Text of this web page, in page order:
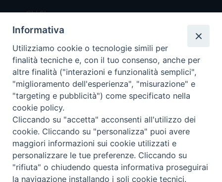
Chi Siamo
Redazione
Scrivici
Copyright © 2019 - Tutti i diritti riservati - Vita
Trentina Editrice
Privacy Policy
Torna
Informativa
Utilizziamo cookie o tecnologie simili per
finalità tecniche e, con il tuo consenso, anche per
altre finalità ("interazioni e funzionalità semplici",
"miglioramento dell'esperienza", "misurazione" e
"targeting e pubblicità") come specificato nella
cookie policy.
Cliccando su "accetta" acconsenti all'utilizzo dei
cookie. Cliccando su "personalizza" puoi avere
maggiori informazioni sui cookie utilizzati e
personalizzare le tue preferenze. Cliccando su
"rifiuta" o chiudendo questa informativa proseguirai
la navigazione installando i soli cookie tecnici.